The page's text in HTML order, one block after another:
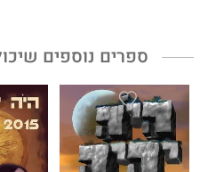
ספרים נוספים